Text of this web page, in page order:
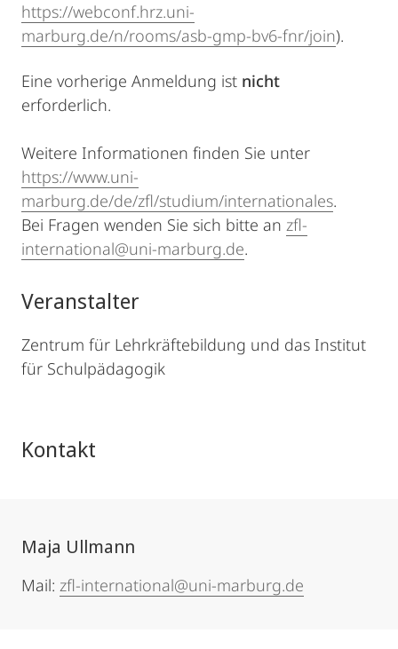
https://webconf.hrz.uni-
marburg.de/n/rooms/asb-gmp-bv6-fnr/join).
Eine vorherige Anmeldung ist nicht
erforderlich.
Weitere Informationen finden Sie unter
https://www.uni-
marburg.de/de/zfl/studium/internationales.
Bei Fragen wenden Sie sich bitte an zfl-
international@uni-marburg.de.
Veranstalter
Zentrum für Lehrkräftebildung und das Institut
für Schulpädagogik
Kontakt
Maja Ullmann
Mail: zfl-international@uni-marburg.de